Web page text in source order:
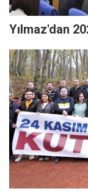
Yılmaz'dan